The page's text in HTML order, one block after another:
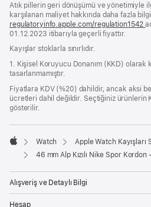
pencerede
açılır)
Atık pillerin geri dönüşümü ve yönetimiyle
karşılanan maliyet hakkında daha fazla
regulatoryinfo.apple.com/regulation1542
01.12.2023 itibarıyla geçerli fiyattır.
Kayışlar stoklarla sınırlıdır.
1. Kişisel Koruyucu Donanım (KKD) olarak
tasarlanmamıştır.
Fiyatlara KDV (%20) dahildir, ancak aksi
ücretleri dahil değildir. Seçtiğiniz ürünlerin
gösterilir.
Apple
Watch
Apple Watch Kayışları
46 mm Alp Kızılı Nike Spor Kordon
Alışveriş ve Detaylı Bilgi
Hesap